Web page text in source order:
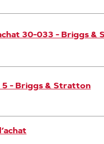
30-033 - Briggs &
5 - Briggs & Stratton